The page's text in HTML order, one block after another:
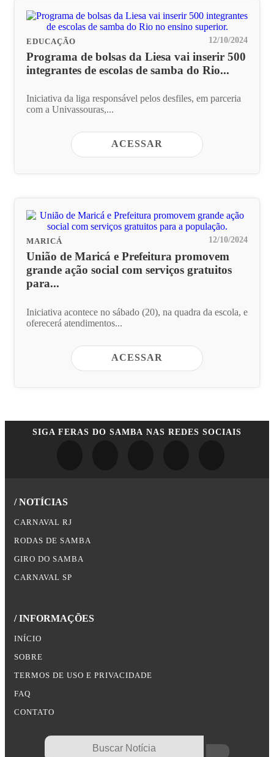
EDUCAÇÃO 12/10/2024
Programa de bolsas da Liesa vai inserir 500
integrantes de escolas de samba do Rio...
Iniciativa da liga responsável pelos desfiles, em parceria
com a Univassouras,...
ACESSAR
MARICÁ 12/10/2024
União de Maricá e Prefeitura promovem
grande ação social com serviços gratuitos
para...
Iniciativa acontece no sábado (20), na quadra da escola, e
oferecerá atendimentos...
ACESSAR
SIGA FERAS DO SAMBA NAS REDES SOCIAIS
/ NOTÍCIAS
CARNAVAL RJ
RODAS DE SAMBA
GIRO DO SAMBA
CARNAVAL SP
/ INFORMAÇÕES
INÍCIO
SOBRE
TERMOS DE USO E PRIVACIDADE
FAQ
CONTATO